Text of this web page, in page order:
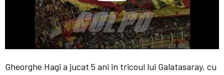
Gheorghe Hagi a jucat 5 ani in tricoul lui Galatasaray, cu